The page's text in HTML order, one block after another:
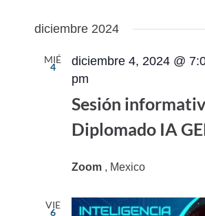
diciembre 2024
MIÉ
4 diciembre 4, 2024 @
pm
Sesión
Diplomado IA
Zoom , Mexico
VIE
6